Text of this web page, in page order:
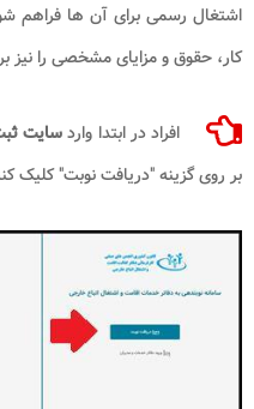
اشتغال رسمی برای آن ها فراهم
کار، حقوق و مزایای مشخصی را نیز
افراد در ابتدا واردسایت
بر روی گزینه "دریافت نوبت" کلیک